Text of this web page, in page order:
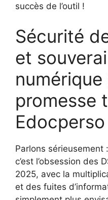
succès de l’outil !
Sécurité
et
numérique
promesse
Edocperso
Parlons sérieusement
c’est l’obsession des
2025, avec la
et des fuites